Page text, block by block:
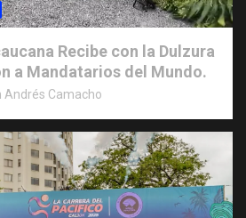
Recibe con la Dulzura
a Mandatarios del Mundo.
Andrés Camacho